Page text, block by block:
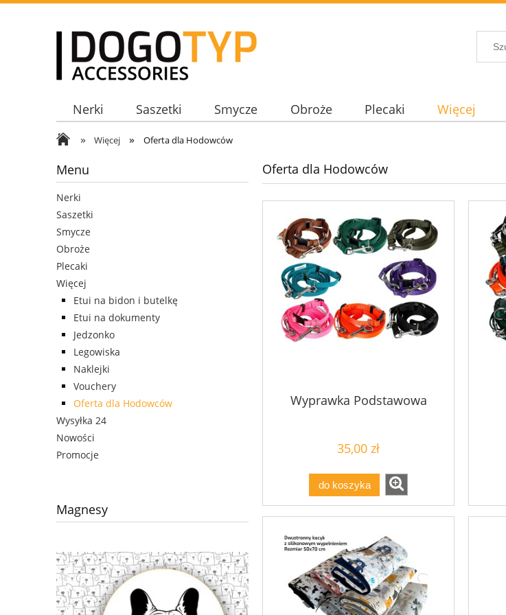
Nerki Saszetki Smycze Obroże Plecaki Więcej
» Więcej » Oferta dla Hodowców
Menu
Nerki
Saszetki
Smycze
Obroże
Plecaki
Więcej
Etui na bidon i butelkę
Etui na dokumenty
Jedzonko
Legowiska
Naklejki
Vouchery
Oferta dla Hodowców
Wysyłka 24
Nowości
Promocje
Magnesy
Oferta dla Hodowców
Wyprawka Podstawowa
35,00 zł
do koszyka